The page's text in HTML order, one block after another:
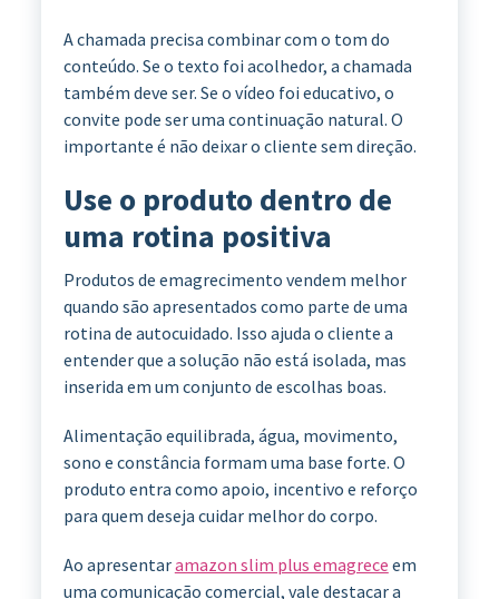
A chamada precisa combinar com o tom do
conteúdo. Se o texto foi acolhedor, a chamada
também deve ser. Se o vídeo foi educativo, o
convite pode ser uma continuação natural. O
importante é não deixar o cliente sem direção.
Use o produto dentro de
uma rotina positiva
Produtos de emagrecimento vendem melhor
quando são apresentados como parte de uma
rotina de autocuidado. Isso ajuda o cliente a
entender que a solução não está isolada, mas
inserida em um conjunto de escolhas boas.
Alimentação equilibrada, água, movimento,
sono e constância formam uma base forte. O
produto entra como apoio, incentivo e reforço
para quem deseja cuidar melhor do corpo.
Ao apresentaramazon slim plus emagrece em
uma comunicação comercial, vale destacar a